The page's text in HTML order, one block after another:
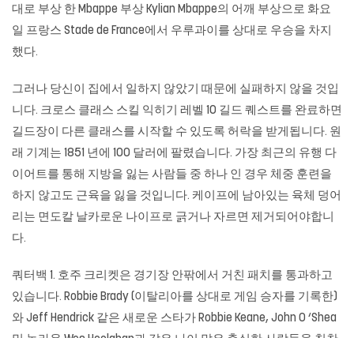
대로 부상 한 Mbappe 부상 Kylian Mbappe의 어깨 부상으로 화요
일 프랑스 Stade de France에서 우루과이를 상대로 우승을 차지
했다.
그러나 당신이 집에서 일하지 않았기 때문에 실패하지 않을 것입
니다. 크로스 클래스 스킬 익히기 레벨 10 길드 퀘스트를 완료하면
길드장이 다른 클래스를 시작할 수 있도록 허락을 받게됩니다. 원
래 기계는 1851 년에 100 달러에 팔렸습니다. 가장 최근의 유행 다
이어트를 통해 지방을 잃는 사람들 중 하나 인 경우 체중 훈련을
하지 않고도 근육을 잃을 것입니다. 케이프에 남아있는 육체 덩어
리는 면도칼 날카로운 나이프로 긁거나 자르면 제거되어야합니
다.
쿼터백 1. 호주 크리켓은 경기장 안팎에서 거친 패치를 통과하고
있습니다. Robbie Brady (이탈리아를 상대로 게임 승자를 기록한)
와 Jeff Hendrick 같은 새로운 스타가 Robbie Keane, John O ‘Shea